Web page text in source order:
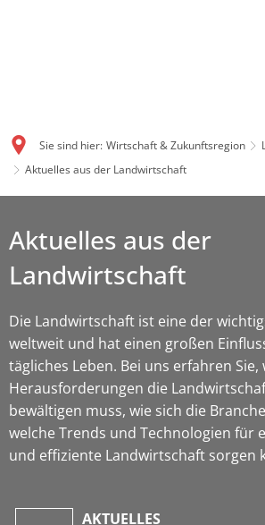
Sie sind hier: Wirtschaft & Zukunftsregion
Aktuelles aus der Landwirtschaft
Aktuelles aus der
Landwirtschaft
Die Landwirtschaft ist eine der
weltweit und hat einen großen
tägliches Leben. Bei uns erfahren Sie,
Herausforderungen die
bewältigen muss, wie sich die
welche Trends und Technologien für
und effiziente Landwirtschaft sorgen
AKTUELLES